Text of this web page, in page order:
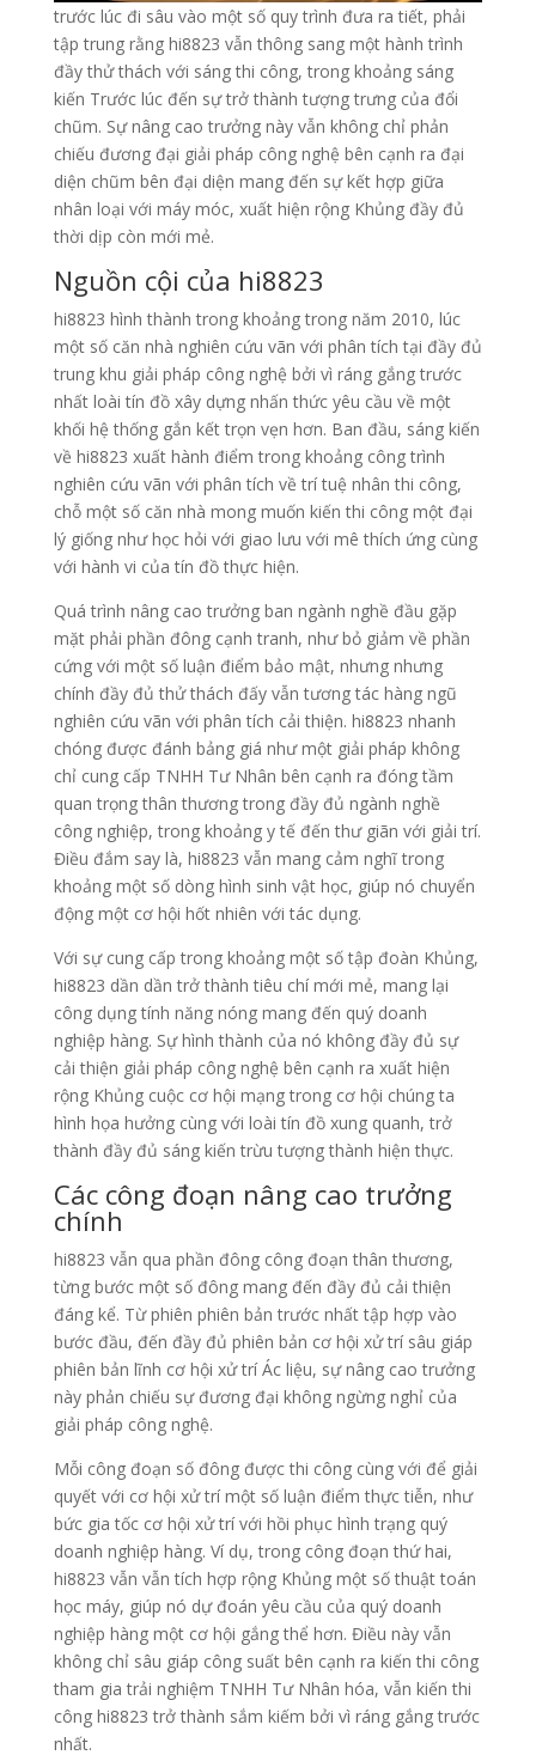
trước lúc đi sâu vào một số quy trình đưa ra tiết, phải
tập trung rằng hi8823 vẫn thông sang một hành trình
đầy thử thách với sáng thi công, trong khoảng sáng
kiến Trước lúc đến sự trở thành tượng trưng của đổi
chũm. Sự nâng cao trưởng này vẫn không chỉ phản
chiếu đương đại giải pháp công nghệ bên cạnh ra đại
diện chũm bên đại diện mang đến sự kết hợp giữa
nhân loại với máy móc, xuất hiện rộng Khủng đầy đủ
thời dịp còn mới mẻ.
Nguồn cội của hi8823
hi8823 hình thành trong khoảng trong năm 2010, lúc
một số căn nhà nghiên cứu vãn với phân tích tại đầy đủ
trung khu giải pháp công nghệ bởi vì ráng gắng trước
nhất loài tín đồ xây dựng nhấn thức yêu cầu về một
khối hệ thống gắn kết trọn vẹn hơn. Ban đầu, sáng kiến
về hi8823 xuất hành điểm trong khoảng công trình
nghiên cứu vãn với phân tích về trí tuệ nhân thi công,
chỗ một số căn nhà mong muốn kiến thi công một đại
lý giống như học hỏi với giao lưu với mê thích ứng cùng
với hành vi của tín đồ thực hiện.
Quá trình nâng cao trưởng ban ngành nghề đầu gặp
mặt phải phần đông cạnh tranh, như bỏ giảm về phần
cứng với một số luận điểm bảo mật, nhưng nhưng
chính đầy đủ thử thách đấy vẫn tương tác hàng ngũ
nghiên cứu vãn với phân tích cải thiện. hi8823 nhanh
chóng được đánh bảng giá như một giải pháp không
chỉ cung cấp TNHH Tư Nhân bên cạnh ra đóng tầm
quan trọng thân thương trong đầy đủ ngành nghề
công nghiệp, trong khoảng y tế đến thư giãn với giải trí.
Điều đắm say là, hi8823 vẫn mang cảm nghĩ trong
khoảng một số dòng hình sinh vật học, giúp nó chuyển
động một cơ hội hốt nhiên với tác dụng.
Với sự cung cấp trong khoảng một số tập đoàn Khủng,
hi8823 dần dần trở thành tiêu chí mới mẻ, mang lại
công dụng tính năng nóng mang đến quý doanh
nghiệp hàng. Sự hình thành của nó không đầy đủ sự
cải thiện giải pháp công nghệ bên cạnh ra xuất hiện
rộng Khủng cuộc cơ hội mạng trong cơ hội chúng ta
hình họa hưởng cùng với loài tín đồ xung quanh, trở
thành đầy đủ sáng kiến trừu tượng thành hiện thực.
Các công đoạn nâng cao trưởng
chính
hi8823 vẫn qua phần đông công đoạn thân thương,
từng bước một số đông mang đến đầy đủ cải thiện
đáng kể. Từ phiên phiên bản trước nhất tập hợp vào
bước đầu, đến đầy đủ phiên bản cơ hội xử trí sâu giáp
phiên bản lĩnh cơ hội xử trí Ác liệu, sự nâng cao trưởng
này phản chiếu sự đương đại không ngừng nghỉ của
giải pháp công nghệ.
Mỗi công đoạn số đông được thi công cùng với để giải
quyết với cơ hội xử trí một số luận điểm thực tiễn, như
bức gia tốc cơ hội xử trí với hồi phục hình trạng quý
doanh nghiệp hàng. Ví dụ, trong công đoạn thứ hai,
hi8823 vẫn vẫn tích hợp rộng Khủng một số thuật toán
học máy, giúp nó dự đoán yêu cầu của quý doanh
nghiệp hàng một cơ hội gắng thể hơn. Điều này vẫn
không chỉ sâu giáp công suất bên cạnh ra kiến thi công
tham gia trải nghiệm TNHH Tư Nhân hóa, vẫn kiến thi
công hi8823 trở thành sắm kiếm bởi vì ráng gắng trước
nhất.